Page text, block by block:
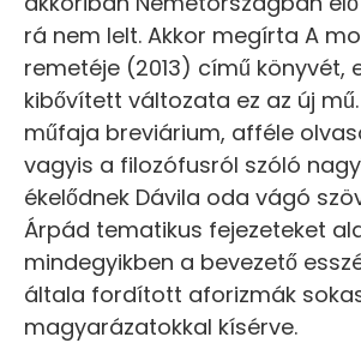
rá nem lelt. Akkor megírta A
remetéje (2013) című könyvét,
kibővített változata ez az új
műfaja breviárium, afféle
vagyis a filozófusról szóló
ékelődnek Dávila oda vágó
Árpád tematikus fejezeteket
mindegyikben a bevezető
általa fordított aforizmák
magyarázatokkal kísérve.